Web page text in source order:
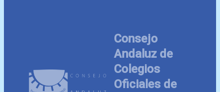
Consejo
Andaluz de
Colegios
Oficiales de